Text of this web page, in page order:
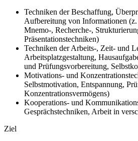
Techniken der Beschaffung,
Aufbereitung von Informationen
Mnemo-, Recherche-,
Präsentationstechniken)
Techniken der Arbeits-, Zeit- und
Arbeitsplatzgestaltung,
und Prüfungsvorbereitung,
Motivations- und
Selbstmotivation, Entspannung,
Konzentrationsvermögens)
Kooperations- und
Gesprächstechniken, Arbeit in
Ziel